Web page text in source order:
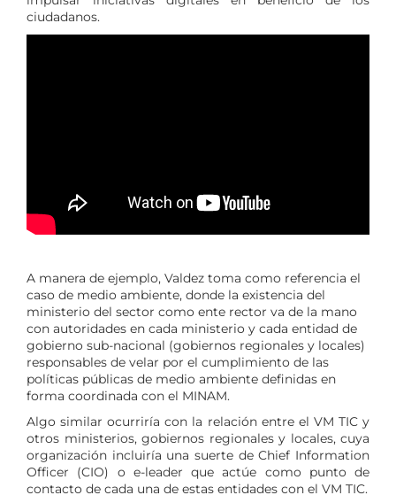
ciudadanos.
A manera de ejemplo, Valdez toma como referencia el
caso de medio ambiente, donde la existencia del
ministerio del sector como ente rector va de la mano
con autoridades en cada ministerio y cada entidad de
gobierno sub-nacional (gobiernos regionales y locales)
responsables de velar por el cumplimiento de las
políticas públicas de medio ambiente definidas en
forma coordinada con el MINAM.
Algo similar ocurriría con la relación entre el VM TIC y
otros ministerios, gobiernos regionales y locales, cuya
organización incluiría una suerte de Chief Information
Officer (CIO) o e-leader que actúe como punto de
contacto de cada una de estas entidades con el VM TIC.